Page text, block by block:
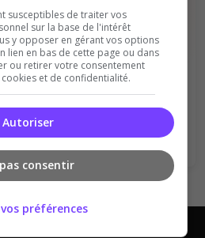
connecté pour ajouter
ce serveur !
S'inscrire
susceptibles de traiter vos
sur la base de l'intérêt
y opposer en gérant vos options
lien en bas de cette page ou dans
ou retirer votre consentement
et de confidentialité.
Autoriser
consentir
préférences